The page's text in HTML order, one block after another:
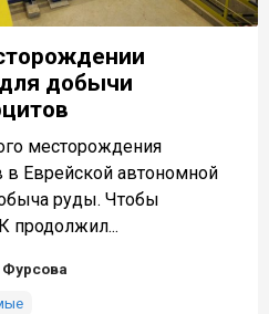
добычи
месторождения
Еврейской автономной
руды. Чтобы
продолжил...